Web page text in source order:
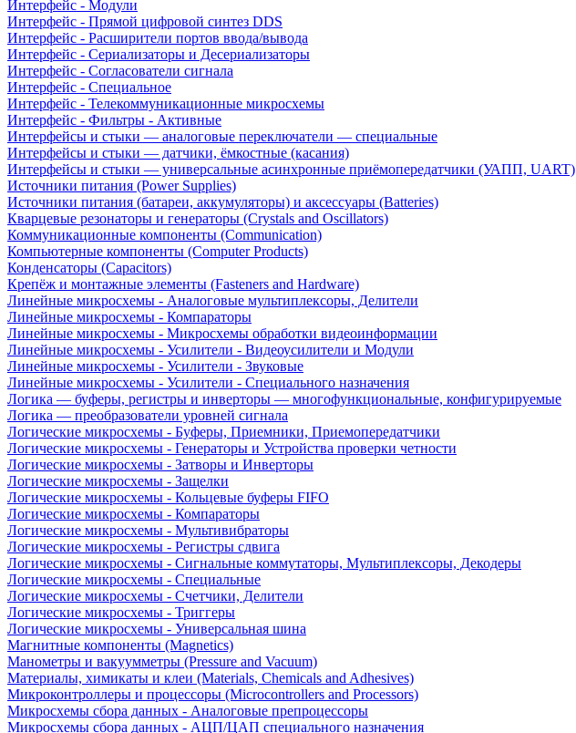
Интерфейс - Модули
Интерфейс - Прямой цифровой синтез DDS
Интерфейс - Расширители портов ввода/вывода
Интерфейс - Сериализаторы и Десериализаторы
Интерфейс - Согласователи сигнала
Интерфейс - Специальное
Интерфейс - Телекоммуникационные микросхемы
Интерфейс - Фильтры - Активные
Интерфейсы и стыки — аналоговые переключатели — специальные
Интерфейсы и стыки — датчики, ёмкостные (касания)
Интерфейсы и стыки — универсальные асинхронные приёмопередатчики (УАПП, UART)
Источники питания (Power Supplies)
Источники питания (батареи, аккумуляторы) и аксессуары (Batteries)
Кварцевые резонаторы и генераторы (Crystals and Oscillators)
Коммуникационные компоненты (Communication)
Компьютерные компоненты (Computer Products)
Конденсаторы (Capacitors)
Крепёж и монтажные элементы (Fasteners and Hardware)
Линейные микросхемы - Аналоговые мультиплексоры, Делители
Линейные микросхемы - Компараторы
Линейные микросхемы - Микросхемы обработки видеоинформации
Линейные микросхемы - Усилители - Видеоусилители и Модули
Линейные микросхемы - Усилители - Звуковые
Линейные микросхемы - Усилители - Специального назначения
Логика — буферы, регистры и инверторы — многофункциональные, конфигурируемые
Логика — преобразователи уровней сигнала
Логические микросхемы - Буферы, Приемники, Приемопередатчики
Логические микросхемы - Генераторы и Устройства проверки четности
Логические микросхемы - Затворы и Инверторы
Логические микросхемы - Защелки
Логические микросхемы - Кольцевые буферы FIFO
Логические микросхемы - Компараторы
Логические микросхемы - Мультивибраторы
Логические микросхемы - Регистры сдвига
Логические микросхемы - Сигнальные коммутаторы, Мультиплексоры, Декодеры
Логические микросхемы - Специальные
Логические микросхемы - Счетчики, Делители
Логические микросхемы - Триггеры
Логические микросхемы - Универсальная шина
Магнитные компоненты (Magnetics)
Манометры и вакуумметры (Pressure and Vacuum)
Материалы, химикаты и клеи (Materials, Chemicals and Adhesives)
Микроконтроллеры и процессоры (Microcontrollers and Processors)
Микросхемы сбора данных - Аналоговые препроцессоры
Микросхемы сбора данных - АЦП/ЦАП специального назначения